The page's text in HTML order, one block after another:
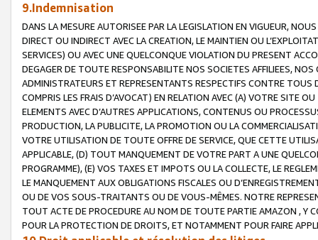
9.Indemnisation
DANS LA MESURE AUTORISEE PAR LA LEGISLATION EN VIGUEUR,
DIRECT OU INDIRECT AVEC LA CREATION, LE MAINTIEN OU
SERVICES) OU AVEC UNE QUELCONQUE VIOLATION DU PRESENT
DEGAGER DE TOUTE RESPONSABILITE NOS SOCIETES AFFILIEES,
ADMINISTRATEURS ET REPRESENTANTS RESPECTIFS CONTRE
COMPRIS LES FRAIS D’AVOCAT) EN RELATION AVEC (A) VOTRE SITE
ELEMENTS AVEC D’AUTRES APPLICATIONS, CONTENUS OU
PRODUCTION, LA PUBLICITE, LA PROMOTION OU LA
VOTRE UTILISATION DE TOUTE OFFRE DE SERVICE, QUE CETTE
APPLICABLE, (D) TOUT MANQUEMENT DE VOTRE PART A UNE
PROGRAMME), (E) VOS TAXES ET IMPOTS OU LA COLLECTE, LE
LE MANQUEMENT AUX OBLIGATIONS FISCALES OU
OU DE VOS SOUS-TRAITANTS OU DE VOUS-MÊMES. NOTRE
TOUT ACTE DE PROCEDURE AU NOM DE TOUTE PARTIE AMAZON , Y
POUR LA PROTECTION DE DROITS, ET NOTAMMENT POUR FAIRE